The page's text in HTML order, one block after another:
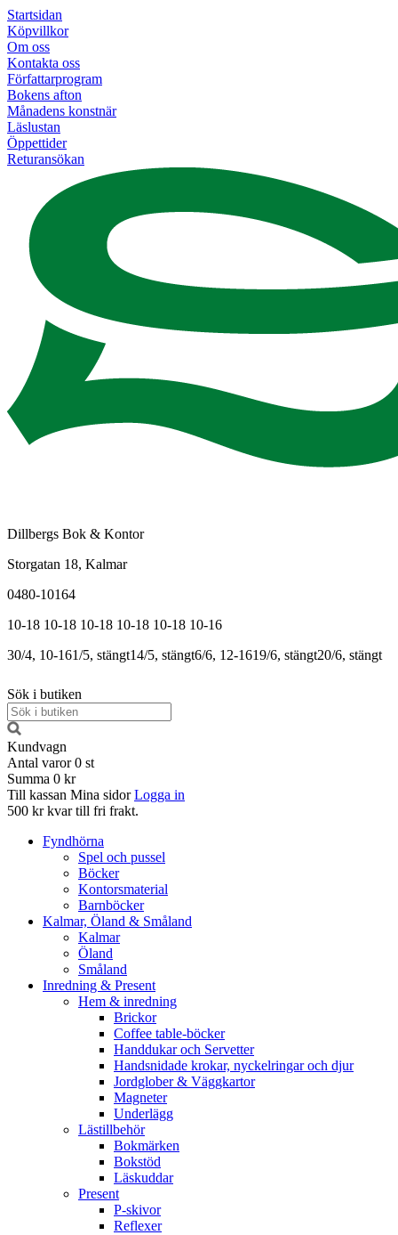
Startsidan
Köpvillkor
Om oss
Kontakta oss
Författarprogram
Bokens afton
Månadens konstnär
Läslustan
Öppettider
Returansökan
Dillbergs Bok & Kontor
Storgatan 18, Kalmar
0480-10164
10-18 10-18 10-18 10-18 10-18 10-16
30/4, 10-161/5, stängt14/5, stängt6/6, 12-1619/6, stängt20/6, stängt
Sök i butiken
Kundvagn
Antal varor 0 st
Summa 0 kr
Till kassan Mina sidor Logga in
500 kr kvar till fri frakt.
Fyndhörna
Spel och pussel
Böcker
Kontorsmaterial
Barnböcker
Kalmar, Öland & Småland
Kalmar
Öland
Småland
Inredning & Present
Hem & inredning
Brickor
Coffee table-böcker
Handdukar och Servetter
Handsnidade krokar, nyckelringar och djur
Jordglober & Väggkartor
Magneter
Underlägg
Lästillbehör
Bokmärken
Bokstöd
Läskuddar
Present
P-skivor
Reflexer